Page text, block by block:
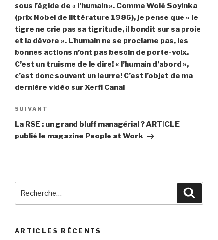
sous l’égide de « l’humain ». Comme Wolé Soyinka
(prix Nobel de littérature 1986), je pense que « le
tigre ne crie pas sa tigritude, il bondit sur sa proie
et la dévore ». L’humain ne se proclame pas, les
bonnes actions n’ont pas besoin de porte-voix.
C’est un truisme de le dire! « l’humain d’abord »,
c’est donc souvent un leurre! C’est l’objet de ma
dernière vidéo sur Xerfi Canal
Article
suivant
SUIVANT
La RSE : un grand bluff managérial ? ARTICLE
publié le magazine People at Work
ARTICLES RÉCENTS